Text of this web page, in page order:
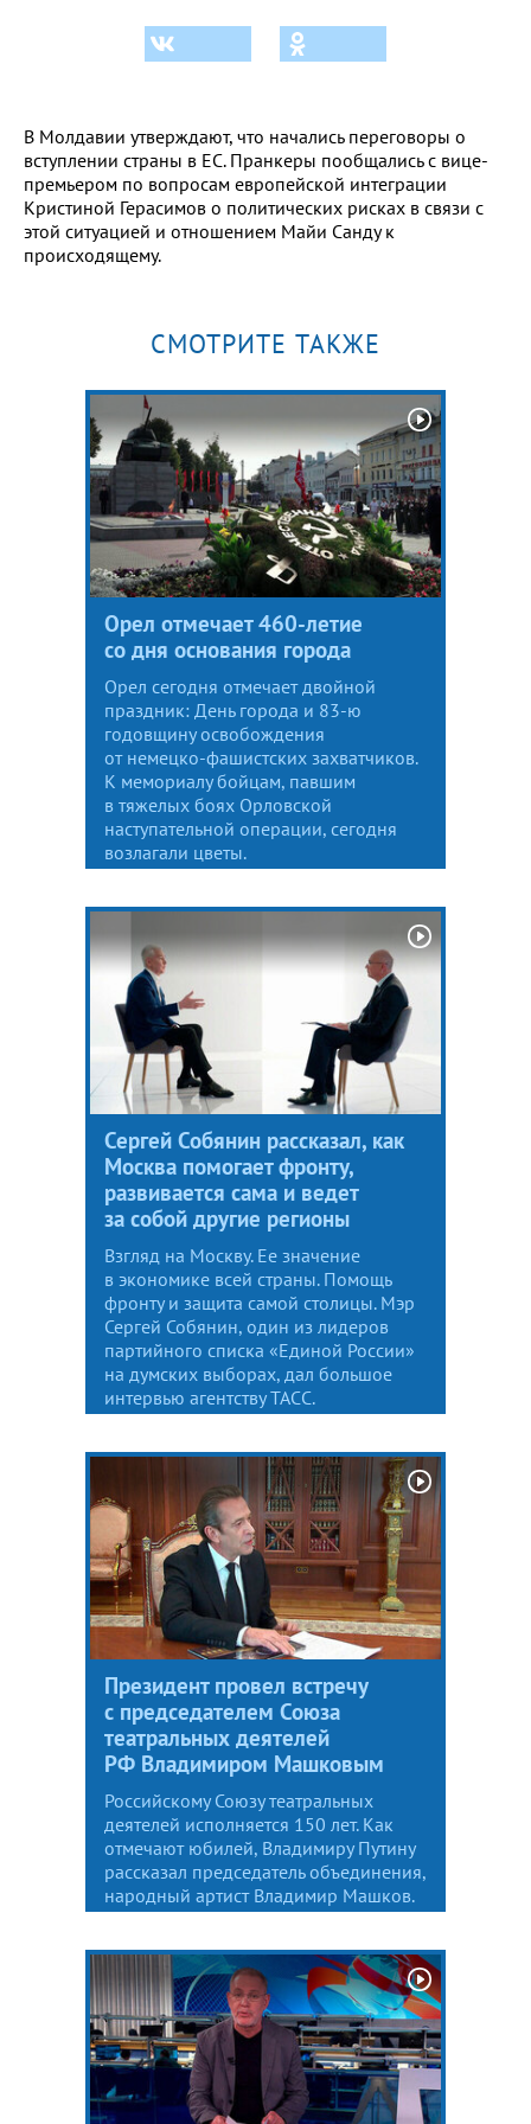
В Молдавии утверждают, что начались переговоры о
вступлении страны в ЕС. Пранкеры пообщались с вице-
премьером по вопросам европейской интеграции
Кристиной Герасимов о политических рисках в связи с
этой ситуацией и отношением Майи Санду к
происходящему.
СМОТРИТЕ ТАКЖЕ
Орел отмечает 460-летие
со дня основания города
Орел сегодня отмечает двойной
праздник: День города и 83-ю
годовщину освобождения
от немецко-фашистских захватчиков.
К мемориалу бойцам, павшим
в тяжелых боях Орловской
наступательной операции, сегодня
возлагали цветы.
Сергей Собянин рассказал, как
Москва помогает фронту,
развивается сама и ведет
за собой другие регионы
Взгляд на Москву. Ее значение
в экономике всей страны. Помощь
фронту и защита самой столицы. Мэр
Сергей Собянин, один из лидеров
партийного списка «Единой России»
на думских выборах, дал большое
интервью агентству ТАСС.
Президент провел встречу
с председателем Союза
театральных деятелей
РФ Владимиром Машковым
Российскому Союзу театральных
деятелей исполняется 150 лет. Как
отмечают юбилей, Владимиру Путину
рассказал председатель объединения,
народный артист Владимир Машков.